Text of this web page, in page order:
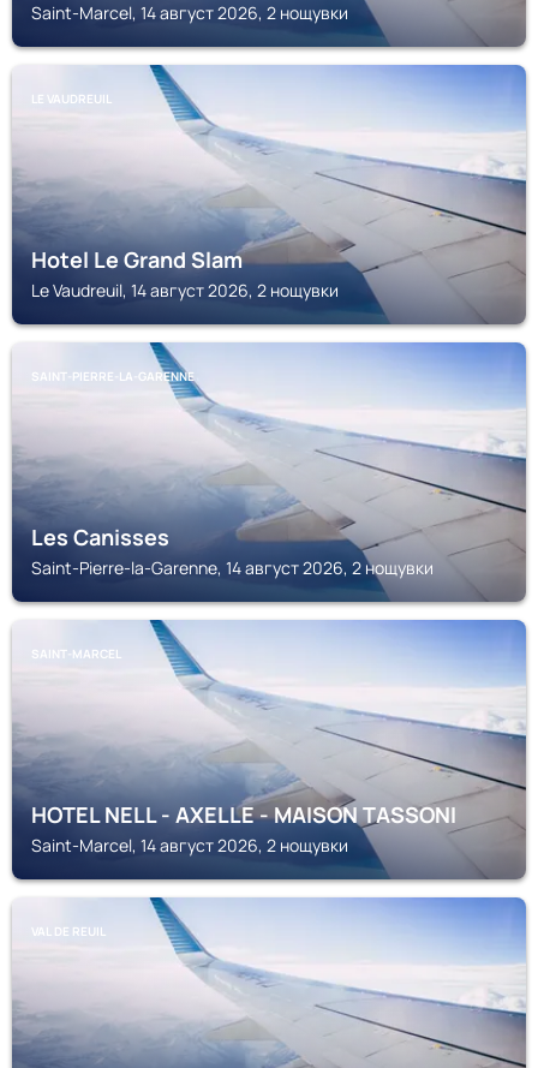
Saint-Marcel, 14 август 2026, 2 нощувки
LE VAUDREUIL
Hotel Le Grand Slam
Le Vaudreuil, 14 август 2026, 2 нощувки
SAINT-PIERRE-LA-GARENNE
Les Canisses
Saint-Pierre-la-Garenne, 14 август 2026, 2 нощувки
SAINT-MARCEL
HOTEL NELL - AXELLE - MAISON TASSONI
Saint-Marcel, 14 август 2026, 2 нощувки
VAL DE REUIL